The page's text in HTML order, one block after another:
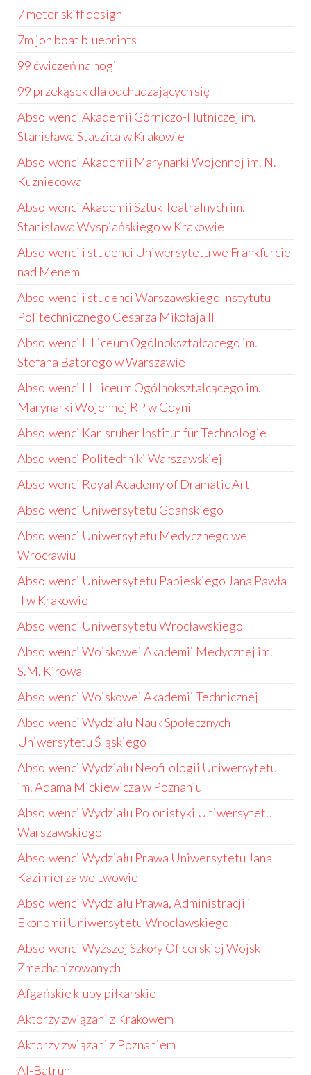
7 meter skiff design
7m jon boat blueprints
99 ćwiczeń na nogi
99 przekąsek dla odchudzających się
Absolwenci Akademii Górniczo-Hutniczej im.
Stanisława Staszica w Krakowie
Absolwenci Akademii Marynarki Wojennej im. N.
Kuzniecowa
Absolwenci Akademii Sztuk Teatralnych im.
Stanisława Wyspiańskiego w Krakowie
Absolwenci i studenci Uniwersytetu we Frankfurcie
nad Menem
Absolwenci i studenci Warszawskiego Instytutu
Politechnicznego Cesarza Mikołaja II
Absolwenci II Liceum Ogólnokształcącego im.
Stefana Batorego w Warszawie
Absolwenci III Liceum Ogólnokształcącego im.
Marynarki Wojennej RP w Gdyni
Absolwenci Karlsruher Institut für Technologie
Absolwenci Politechniki Warszawskiej
Absolwenci Royal Academy of Dramatic Art
Absolwenci Uniwersytetu Gdańskiego
Absolwenci Uniwersytetu Medycznego we
Wrocławiu
Absolwenci Uniwersytetu Papieskiego Jana Pawła
II w Krakowie
Absolwenci Uniwersytetu Wrocławskiego
Absolwenci Wojskowej Akademii Medycznej im.
S.M. Kirowa
Absolwenci Wojskowej Akademii Technicznej
Absolwenci Wydziału Nauk Społecznych
Uniwersytetu Śląskiego
Absolwenci Wydziału Neofilologii Uniwersytetu
im. Adama Mickiewicza w Poznaniu
Absolwenci Wydziału Polonistyki Uniwersytetu
Warszawskiego
Absolwenci Wydziału Prawa Uniwersytetu Jana
Kazimierza we Lwowie
Absolwenci Wydziału Prawa, Administracji i
Ekonomii Uniwersytetu Wrocławskiego
Absolwenci Wyższej Szkoły Oficerskiej Wojsk
Zmechanizowanych
Afgańskie kluby piłkarskie
Aktorzy związani z Krakowem
Aktorzy związani z Poznaniem
Al-Batrun